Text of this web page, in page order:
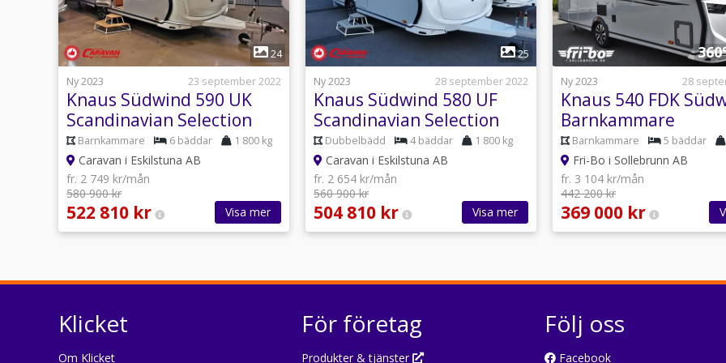
1
24
Ny 2023
23 september 2022
Knaus Südwind 590 UK
Scandinavian Selection
Barnkammare 6 bäddar 1 800 kg
Caravan i Eskilstuna AB
fr. 2 749 kr/mån
580 900 kr
522 810 kr Visa mer
1
25
Ny 2023
28 september 2022
Knaus Südwind 580 UF
Scandinavian Selection
Dubbelbädd 4 bäddar 1 800 kg
Caravan i Eskilstuna AB
fr. 2 654 kr/mån
560 900 kr
504 810 kr Visa mer
1
Ny 2023
28
Knaus 540 FDK
Barnkammare
Barnkammare 5 bäddar
Fri-Bo i Sollebrunn AB
fr. 3 104 kr/mån
442 200 kr
369 000 kr
Klicket
Om Klicket
För företag
Produkter & tjänster
Följ oss
Facebook